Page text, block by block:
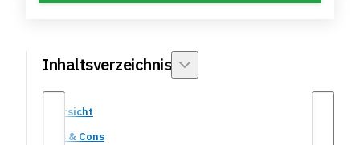
Inhaltsverzeichnis
Übersicht
Pros & Cons